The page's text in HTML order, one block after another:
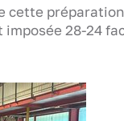
cette préparation
imposée 28-24